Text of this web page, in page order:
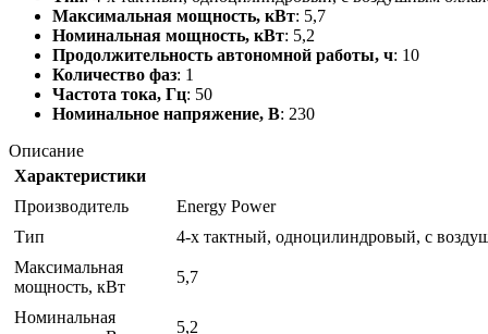
Максимальная мощность, кВт: 5,7
Номинальная мощность, кВт: 5,2
Продолжительность автономной работы, ч: 10
Количество фаз: 1
Частота тока, Гц: 50
Номинальное напряжение, В: 230
Описание
Характеристики
Производитель
Energy Power
Тип
4-х тактный, одноцилиндровый, с
Максимальная
мощность, кВт
5,7
Номинальная
5,2